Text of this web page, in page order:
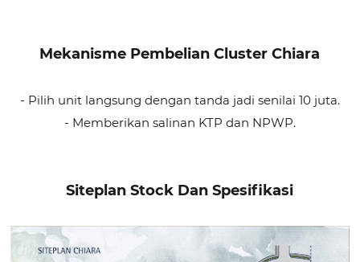
Mekanisme Pembelian Cluster Chiara
- Pilih unit langsung dengan tanda jadi senilai 10 juta.
- Memberikan salinan KTP dan NPWP.
Siteplan Stock Dan Spesifikasi